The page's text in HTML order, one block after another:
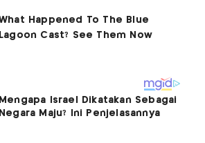
Mengapa Israel Dikatakan Sebagai
Negara Maju? Ini Penjelasannya